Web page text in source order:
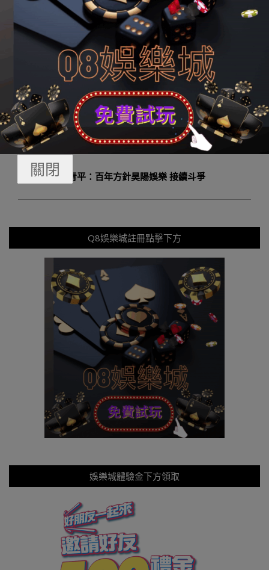
盛；關于全世界來說，這必定可以增進人類運氣配合體的
構建。
12-
15
By: q8娛樂城勝利編輯 On: 2023 年 12 月 15 日
In: Q8娛樂城資訊 Tagged: 博馬娛樂城
Previous Post:
用斗爭標注芳華，以奮招財8娛樂進決勝
征途
Next Post:
青平：百年方針昊陽娛樂 接續斗爭
Q8娛樂城註冊點擊下方
娛樂城體驗金下方領取
關閉